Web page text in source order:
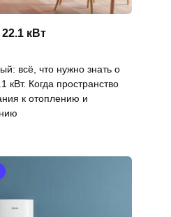
кВт
всё, что нужно знать о
кВт. Когда пространство
к отоплению и